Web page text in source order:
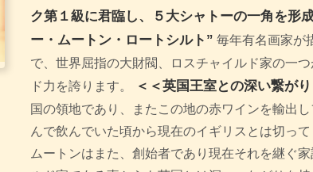
ク第１級に君臨し、５大シャトーの一角を形
ー・ムートン・ロートシルト” 毎年有名画家が
で、世界屈指の大財閥、ロスチャイルド家の一
ド力を誇ります。
＜＜英国王室との深い繋がり
国の領地であり、またこの地の赤ワインを輸出
んで飲んでいた頃から現在のイギリスとは切って
ムートンはまた、創始者であり現在それを継ぐ